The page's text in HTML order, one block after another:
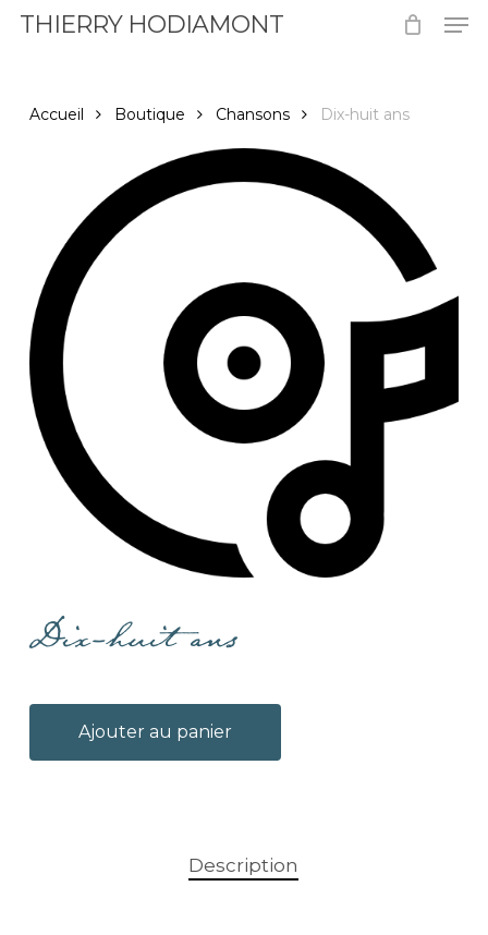
SkipTHIERRY HODIAMONT
Accueil Boutique Chansons Dix-huit ans
Dix-huit ans
Ajouter au panier
Description